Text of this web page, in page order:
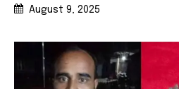
August 9, 2025